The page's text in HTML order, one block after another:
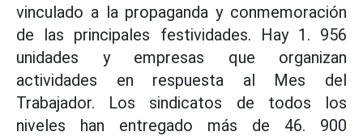
vinculado a la propaganda y conmemoración
de las principales festividades. Hay 1. 956
unidades y empresas que organizan
actividades en respuesta al Mes del
Trabajador. Los sindicatos de todos los
niveles han entregado más de 46. 900